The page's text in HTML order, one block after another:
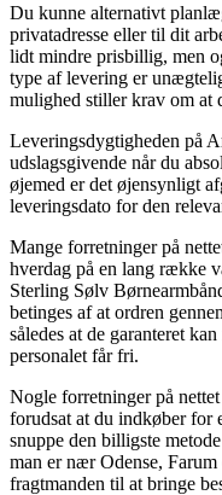
Du kunne alternativt
privatadresse eller til dit
lidt mindre prisbillig, men
type af levering er
mulighed stiller krav om at
Leveringsdygtigheden på
udslagsgivende når du
øjemed er det øjensynligt
leveringsdato for den
Mange forretninger på
hverdag på en lang række
Sterling Sølv
betinges af at ordren
således at de garanteret
personalet får fri.
Nogle forretninger på
forudsat at du indkøber for
snuppe den billigste
man er nær Odense,
fragtmanden til at bringe